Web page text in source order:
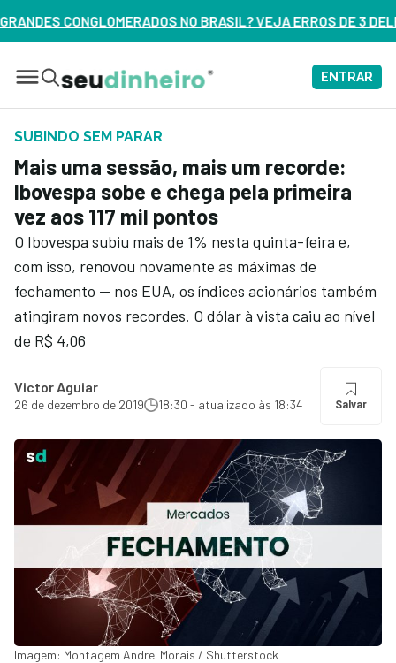
BRASIL? VEJA ERROS DE 3 DELES – ASSISTA AGORA
ENTRAR
SUBINDO SEM PARAR
Mais uma sessão, mais um recorde:
Ibovespa sobe e chega pela primeira
vez aos 117 mil pontos
O Ibovespa subiu mais de 1% nesta quinta-feira e,
com isso, renovou novamente as máximas de
fechamento — nos EUA, os índices acionários também
atingiram novos recordes. O dólar à vista caiu ao nível
de R$ 4,06
Victor Aguiar
26 de dezembro de 2019 18:30 - atualizado às 18:34 Salvar
Imagem: Montagem Andrei Morais / Shutterstock